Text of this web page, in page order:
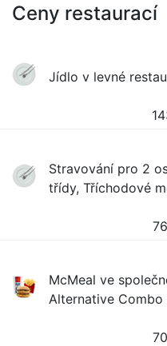
Ceny restaurací
Jídlo v levné
Stravování pro 2
třídy, Tříchodové
McMeal ve
Alternative Combo